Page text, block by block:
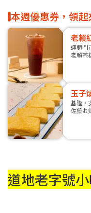
本週優惠券，領起
老賴
連鎖門
老賴茶
玉子
基隆・
佐藤お
道地老字號